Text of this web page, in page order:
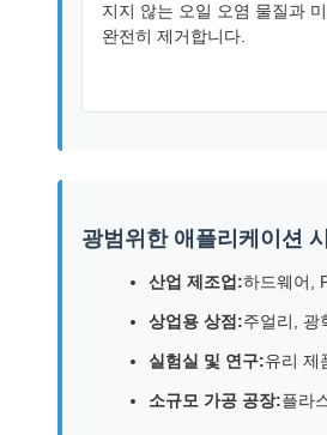
지지 않는 오일 오염 물질과
완전히 제거합니다.
광범위한 애플리케이션
산업 제조업:하드웨어,
상업용 상점:주얼리, 광
실험실 및 연구:유리 제
소규모 가공 공장:플라